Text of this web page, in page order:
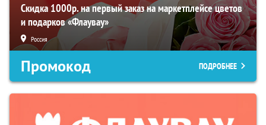
Скидка 1000р. на первый заказ на маркетплейсе цветов
и подарков «Флаувау»
Россия
Промокод ПОДРОБНЕЕ